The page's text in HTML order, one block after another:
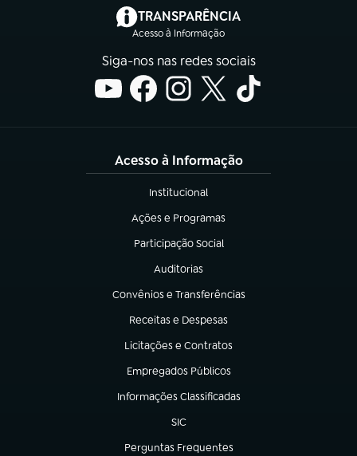
TRANSPARÊNCIA
Acesso à Informação
(abre em nova aba)
Siga-nos nas redes sociais
Acesso à Informação
Institucional
(abre em nova aba)
Ações e Programas
(abre em nova aba)
Participação Social
(abre em nova aba)
Auditorias
(abre em nova aba)
Convênios e Transferências
(abre em nova aba)
Receitas e Despesas
(abre em nova aba)
Licitações e Contratos
(abre em nova aba)
Empregados Públicos
(abre em nova aba)
Informações Classificadas
(abre em nova aba)
SIC
(abre em nova aba)
Perguntas Frequentes
(abre em nova aba)